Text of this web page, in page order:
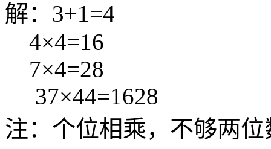
解：3+1=4
4×4=16
7×4=28
37×44=1628
注：个位相乘，不够两